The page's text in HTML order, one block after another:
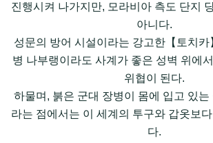
진행시켜 나가지만, 모라비아 측도 단지
아니다.
성문의 방어 시설이라는 강고한【토치카
병 나부랭이라도 사계가 좋은 성벽 위에
위협이 된다.
하물며, 붉은 군대 장병이 몸에 입고 있는
라는 점에서는 이 세계의 투구와 갑옷보
다.